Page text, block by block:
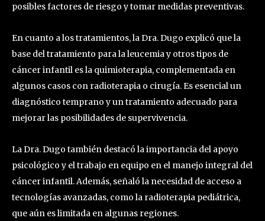
posibles factores de riesgo y tomar medidas preventivas.
En cuanto a los tratamientos, la Dra. Dugo explicó que la
base del tratamiento para la leucemia y otros tipos de
cáncer infantil es la quimioterapia, complementada en
algunos casos con radioterapia o cirugía. Es esencial un
diagnóstico temprano y un tratamiento adecuado para
mejorar las posibilidades de supervivencia.
La Dra. Dugo también destacó la importancia del apoyo
psicológico y el trabajo en equipo en el manejo integral del
cáncer infantil. Además, señaló la necesidad de acceso a
tecnologías avanzadas, como la radioterapia pediátrica,
que aún es limitada en algunas regiones.